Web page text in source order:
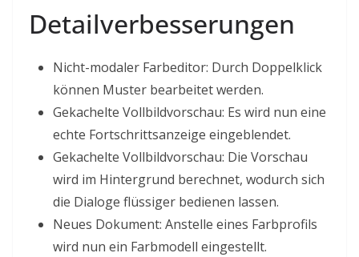
Detailverbesserungen
Nicht-modaler Farbeditor: Durch Doppelklick
können Muster bearbeitet werden.
Gekachelte Vollbildvorschau: Es wird nun eine
echte Fortschrittsanzeige eingeblendet.
Gekachelte Vollbildvorschau: Die Vorschau
wird im Hintergrund berechnet, wodurch sich
die Dialoge flüssiger bedienen lassen.
Neues Dokument: Anstelle eines Farbprofils
wird nun ein Farbmodell eingestellt.